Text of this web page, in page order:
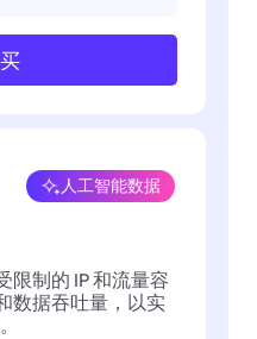
人工智能数据
限制的 IP 和流量容
数据吞吐量，以实